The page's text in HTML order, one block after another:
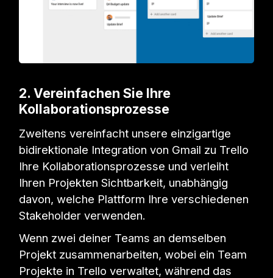
2. Vereinfachen Sie Ihre
Kollaborationsprozesse
Zweitens vereinfacht unsere einzigartige
bidirektionale Integration von Gmail zu Trello
Ihre Kollaborationsprozesse und verleiht
Ihren Projekten Sichtbarkeit, unabhängig
davon, welche Plattform Ihre verschiedenen
Stakeholder verwenden.
Wenn zwei deiner Teams an demselben
Projekt zusammenarbeiten, wobei ein Team
Projekte in Trello verwaltet, während das